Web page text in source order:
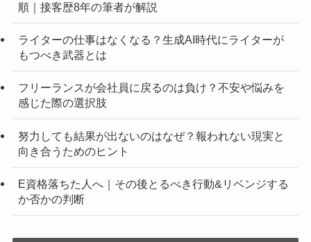
順｜接客歴8年の筆者が解説
ライターの仕事はなくなる？生成AI時代にライターが
もつべき武器とは
フリーランスが会社員に戻るのは負け？不安や悩みを
感じた際の選択肢
努力しても結果が出ないのはなぜ？報われない現実と
向き合うためのヒント
E資格落ちた人へ｜その後とるべき行動&リベンジする
か否かの判断